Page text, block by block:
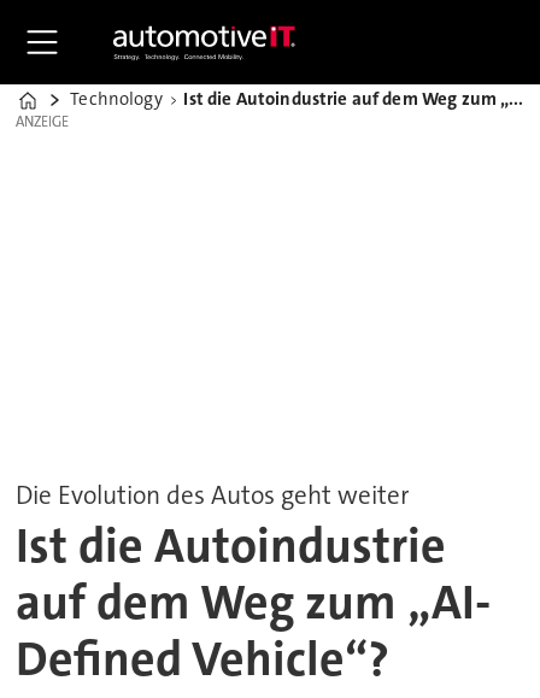
Home
Technology Ist die Autoindustrie auf dem Weg zum „AI-Defined Vehicle“?
ANZEIGE
ANZEIGE
Die Evolution des Autos geht weiter
Ist die Autoindustrie
auf dem Weg zum „AI-
Defined Vehicle“?